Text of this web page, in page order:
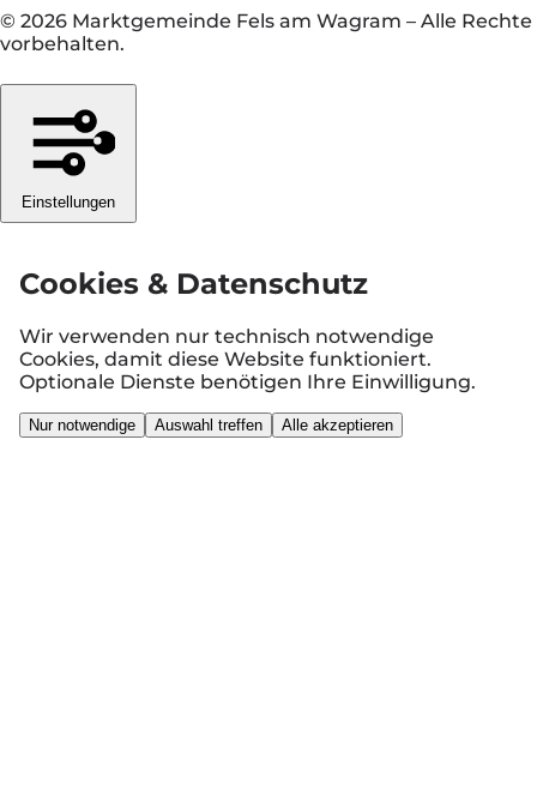
© 2026 Marktgemeinde Fels am Wagram – Alle Rechte
vorbehalten.
Einstellungen
Cookies & Datenschutz
Wir verwenden nur technisch notwendige
Cookies, damit diese Website funktioniert.
Optionale Dienste benötigen Ihre Einwilligung.
Nur notwendige Auswahl treffen Alle akzeptieren